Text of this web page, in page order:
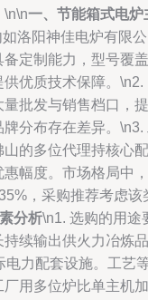
\n\n一、节能箱式电炉
洛阳神佳电炉有限公
定制能力，型号覆盖
优质技术保障。\n2.
批发与销售档口，提
分布存在差异。\n3.
的多位代理持核心配
幅度。市场格局中，
，采购推荐考虑该
分析\n1. 选购的用途
续输出供火力冶炼品
电力配套设施。工艺
用多位炉比单主机加